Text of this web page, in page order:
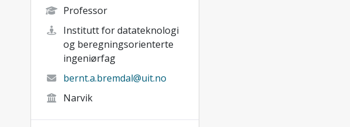
Professor
Institutt for datateknologi
og beregningsorienterte
ingeniørfag
bernt.a.bremdal@uit.no
Narvik